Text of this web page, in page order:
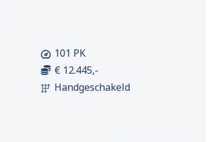
101 PK
€ 12.445,-
Handgeschakeld